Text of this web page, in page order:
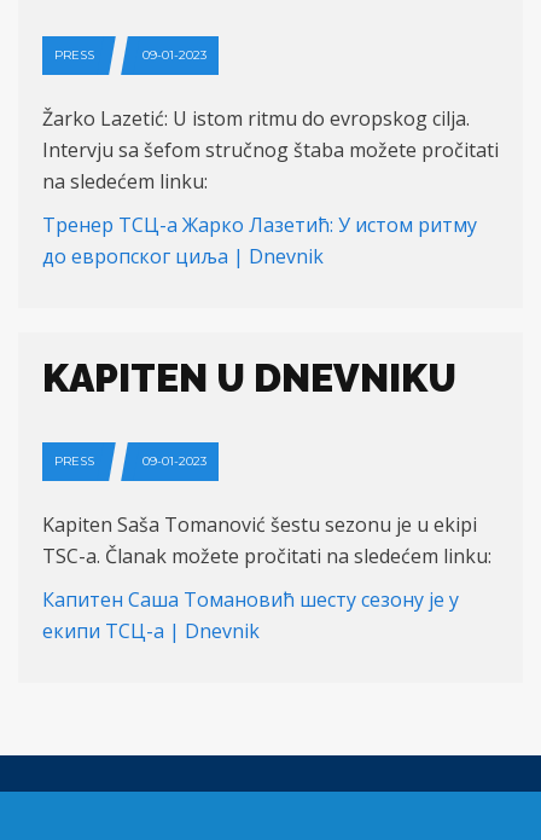
PRESS 09-01-2023
Žarko Lazetić: U istom ritmu do evropskog cilja.
Intervju sa šefom stručnog štaba možete pročitati
na sledećem linku:
Тренер ТСЦ-а Жарко Лазетић: У истом ритму
до европског циља | Dnevnik
KAPITEN U DNEVNIKU
PRESS 09-01-2023
Kapiten Saša Tomanović šestu sezonu je u ekipi
TSC-a. Članak možete pročitati na sledećem linku:
Капитен Саша Томановић шесту сезону је у
екипи ТСЦ-а | Dnevnik